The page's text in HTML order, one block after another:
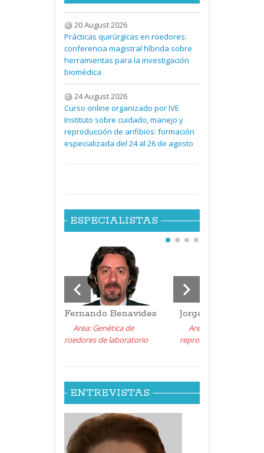
20 August 2026
Prácticas quirúrgicas en roedores:
conferencia magistral híbrida sobre
herramientas para la investigación
biomédica
24 August 2026
Curso online organizado por IVE
Instituto sobre cuidado, manejo y
reproducción de anfibios: formación
especializada del 24 al 26 de agosto
ESPECIALISTAS
Fernando Benavides
Area: Genética de
roedores de laboratorio
Jorge Sztein
Area:
reproducción asistida
ENTREVISTAS